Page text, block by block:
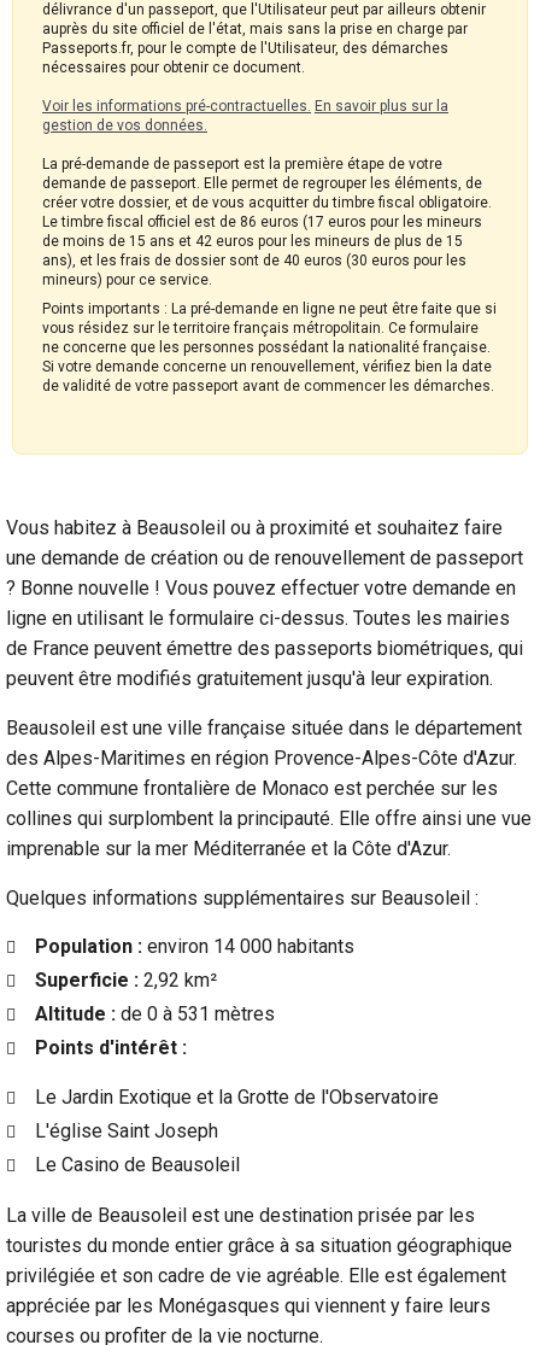
délivrance d'un passeport, que l'Utilisateur peut par ailleurs obtenir
auprès du site officiel de l'état, mais sans la prise en charge par
Passeports.fr, pour le compte de l'Utilisateur, des démarches
nécessaires pour obtenir ce document.
Voir les informations pré-contractuelles. En savoir plus sur la
gestion de vos données.
La pré-demande de passeport est la première étape de votre
demande de passeport. Elle permet de regrouper les éléments, de
créer votre dossier, et de vous acquitter du timbre fiscal obligatoire.
Le timbre fiscal officiel est de 86 euros (17 euros pour les mineurs
de moins de 15 ans et 42 euros pour les mineurs de plus de 15
ans), et les frais de dossier sont de 40 euros (30 euros pour les
mineurs) pour ce service.
Points importants : La pré-demande en ligne ne peut être faite que si
vous résidez sur le territoire français métropolitain. Ce formulaire
ne concerne que les personnes possédant la nationalité française.
Si votre demande concerne un renouvellement, vérifiez bien la date
de validité de votre passeport avant de commencer les démarches.
Vous habitez à Beausoleil ou à proximité et souhaitez faire
une demande de création ou de renouvellement de passeport
? Bonne nouvelle ! Vous pouvez effectuer votre demande en
ligne en utilisant le formulaire ci-dessus. Toutes les mairies
de France peuvent émettre des passeports biométriques, qui
peuvent être modifiés gratuitement jusqu'à leur expiration.
Beausoleil est une ville française située dans le département
des Alpes-Maritimes en région Provence-Alpes-Côte d'Azur.
Cette commune frontalière de Monaco est perchée sur les
collines qui surplombent la principauté. Elle offre ainsi une vue
imprenable sur la mer Méditerranée et la Côte d'Azur.
Quelques informations supplémentaires sur Beausoleil :
Population : environ 14 000 habitants
Superficie : 2,92 km²
Altitude : de 0 à 531 mètres
Points d'intérêt :
Le Jardin Exotique et la Grotte de l'Observatoire
L'église Saint Joseph
Le Casino de Beausoleil
La ville de Beausoleil est une destination prisée par les
touristes du monde entier grâce à sa situation géographique
privilégiée et son cadre de vie agréable. Elle est également
appréciée par les Monégasques qui viennent y faire leurs
courses ou profiter de la vie nocturne.